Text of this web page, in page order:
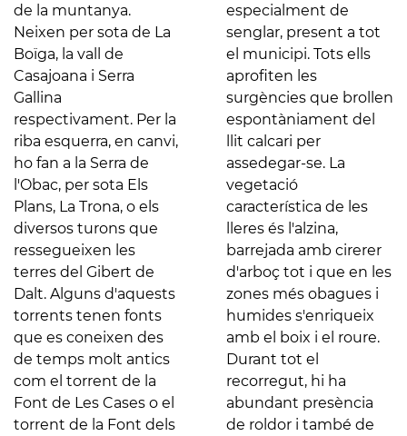
de la muntanya.
Neixen per sota de La
Boïga, la vall de
Casajoana i Serra
Gallina
respectivament. Per la
riba esquerra, en canvi,
ho fan a la Serra de
l'Obac, per sota Els
Plans, La Trona, o els
diversos turons que
ressegueixen les
terres del Gibert de
Dalt. Alguns d'aquests
torrents tenen fonts
que es coneixen des
de temps molt antics
com el torrent de la
Font de Les Cases o el
torrent de la Font dels
especialment de
senglar, present a tot
el municipi. Tots ells
aprofiten les
surgències que brollen
espontàniament del
llit calcari per
assedegar-se. La
vegetació
característica de les
lleres és l'alzina,
barrejada amb cirerer
d'arboç tot i que en les
zones més obagues i
humides s'enriqueix
amb el boix i el roure.
Durant tot el
recorregut, hi ha
abundant presència
de roldor i també de